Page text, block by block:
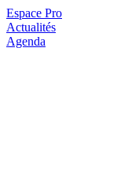
Espace Pro
Actualités
Agenda